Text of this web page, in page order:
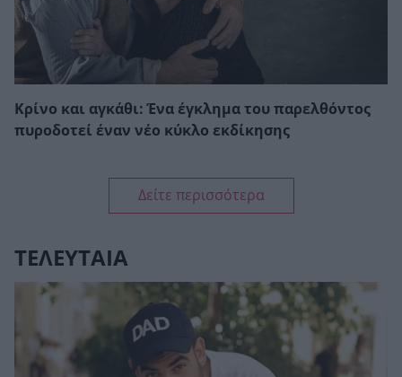
Κρίνο και αγκάθι: Ένα έγκλημα του παρελθόντος
πυροδοτεί έναν νέο κύκλο εκδίκησης
Δείτε περισσότερα
ΤΕΛΕΥΤΑΙΑ